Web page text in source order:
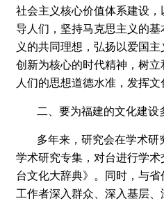
社会主义核心价值体系建设
导人们，坚持马克思主义的
义的共同理想，弘扬以爱国
创新为核心的时代精神，树
人们的思想道德水准，发挥文
二、要为福建的文化建设
多年来，研究会在学术
学术研究专集，对台进行学
台文化大辞典》。同时，与
工作者深入群众、深入基层